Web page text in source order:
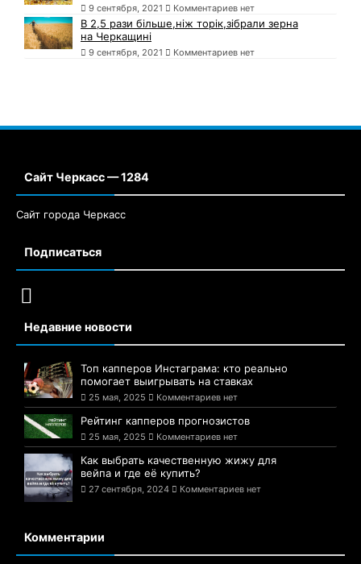
9 сентября, 2021 Комментариев нет
В 2,5 рази більше,ніж торік,зібрали зерна
на Черкащині
9 сентября, 2021 Комментариев нет
Сайт Черкасс — 1284
Сайт города Черкасс
Подписаться
Недавние новости
Топ капперов Инстаграма: кто реально
помогает выигрывать на ставках
25 мая, 2025 Комментариев нет
Рейтинг капперов прогнозистов
25 мая, 2025 Комментариев нет
Как выбрать качественную жижу для
вейпа и где её купить?
27 сентября, 2024 Комментариев нет
Комментарии